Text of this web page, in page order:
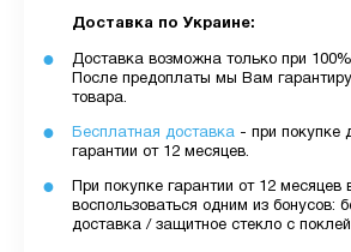
Доставка по Украине:
Доставка возможна только при
После предоплаты мы Вам
товара.
Бесплатная доставка - при покупке
гарантии от 12 месяцев.
При покупке гарантии от 12
воспользоваться одним из бонусов:
доставка / защитное стекло с